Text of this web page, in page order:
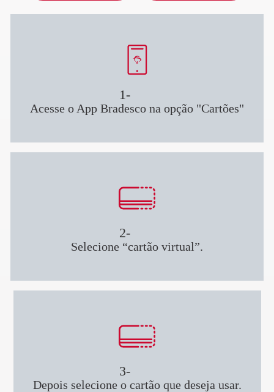
1-
Acesse o App Bradesco na opção "Cartões"
2-
Selecione “cartão virtual”.
3-
Depois selecione o cartão que deseja usar.